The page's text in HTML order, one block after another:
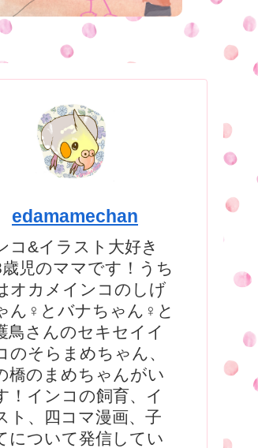
edamamechan
コ&イラスト大好き
児のママです！うち
オカメインコのしげ
ん♀とバナちゃん♀と
鳥さんのセキセイイ
のそらまめちゃん、
橋のまめちゃんがい
！インコの飼育、イ
ト、四コマ漫画、子
について発信してい